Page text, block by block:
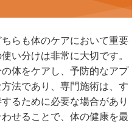
らも体のケアにおいて重要
い分けは非常に大切です。
体をケアし、予防的なアプ
法であり、専門施術は、す
るために必要な場合があり
せることで、体の健康を最